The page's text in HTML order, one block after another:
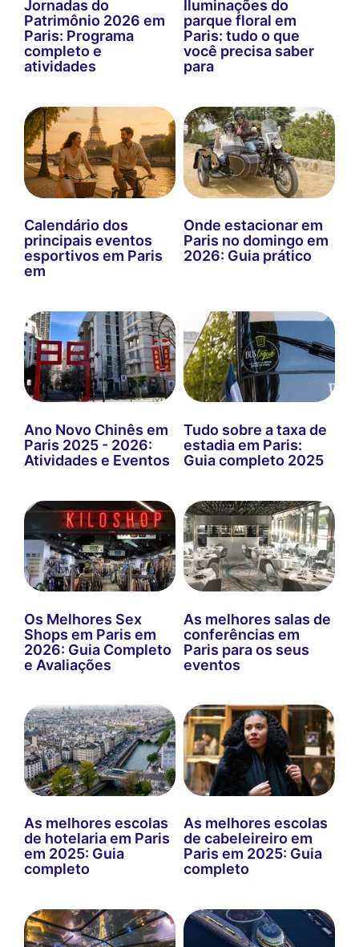
Jornadas do
Patrimônio 2026 em
Paris: Programa
completo e
atividades
Iluminações do
parque floral em
Paris: tudo o que
você precisa saber
para
Calendário dos
principais eventos
esportivos em Paris
em
Onde estacionar em
Paris no domingo em
2026: Guia prático
Ano Novo Chinês em
Paris 2025 - 2026:
Atividades e Eventos
Tudo sobre a taxa de
estadia em Paris:
Guia completo 2025
Os Melhores Sex
Shops em Paris em
2026: Guia Completo
e Avaliações
As melhores salas de
conferências em
Paris para os seus
eventos
As melhores escolas
de hotelaria em Paris
em 2025: Guia
completo
As melhores escolas
de cabeleireiro em
Paris em 2025: Guia
completo